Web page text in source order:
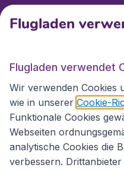
Internationale Webseiten
Folgen Sie uns:
Flugladen
Flugladen verwendet
Wir verwenden Cookies
wie in unserer Cookie-
Funktionale Cookies
Webseiten
analytische Cookies die
verbessern. Drittanbieter